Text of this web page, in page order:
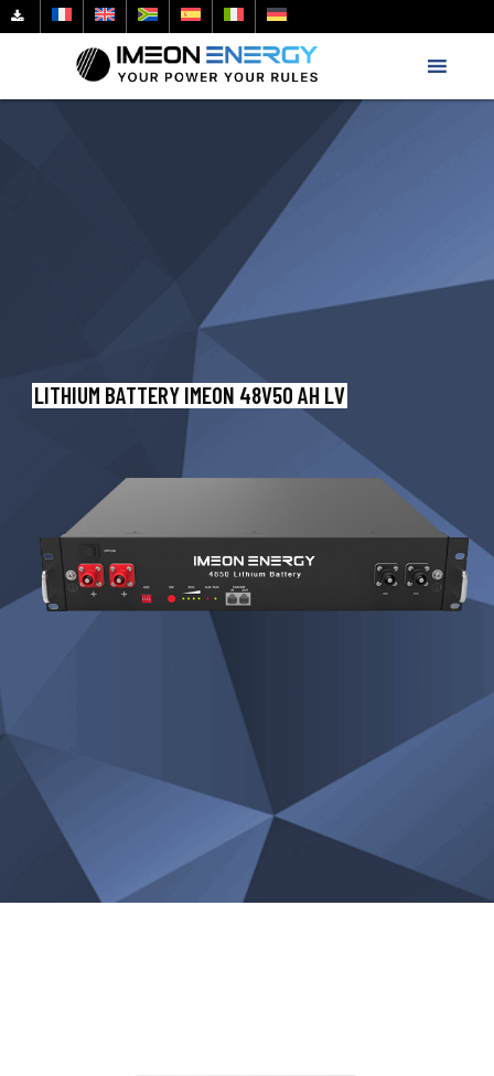
LITHIUM BATTERY IMEON 48V50 AH LV